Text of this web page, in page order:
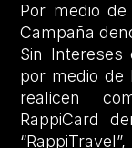
Por medio
Campaña
Sin Intereses
por medio de
realicen
RappiCard